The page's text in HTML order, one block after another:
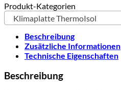
Produkt-Kategorien
Klimaplatte ThermoIsol
Beschreibung
Zusätzliche Informationen
Technische Eigenschaften
Beschreibung